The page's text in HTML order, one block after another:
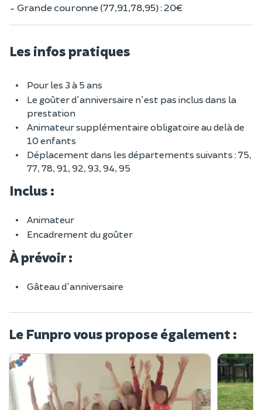
- Grande couronne (77,91,78,95) : 20€
Les infos pratiques
Pour les 3 à 5 ans
Le goûter d'anniversaire n'est pas inclus dans la
prestation
Animateur supplémentaire obligatoire au delà de
10 enfants
Déplacement dans les départements suivants : 75,
77, 78, 91, 92, 93, 94, 95
Inclus :
Animateur
Encadrement du goûter
À prévoir :
Gâteau d'anniversaire
Le Funpro vous propose également :